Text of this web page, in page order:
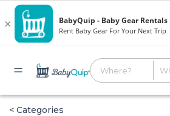
< Categories